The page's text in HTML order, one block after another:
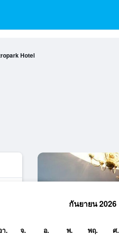
Hotel
า.
กันยายน 2026
จ. อ. พ. พฤ. ศ.